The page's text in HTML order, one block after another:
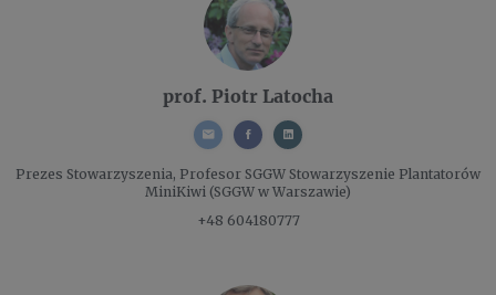
prof. Piotr Latocha
Prezes Stowarzyszenia, Profesor SGGW Stowarzyszenie Plantatorów
MiniKiwi (SGGW w Warszawie)
+48 604180777